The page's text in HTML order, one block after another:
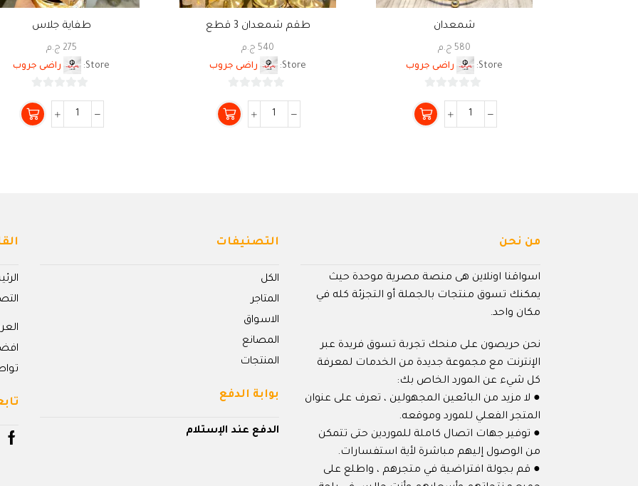
شمعدان
580 ج.م
Store:
راضى جروب
من
5
‏طقم شمعدان 3 قطع
540 ج.م
Store:
راضى جروب
من
5
‏طفاية جلاس
275 ج.م
Store:
راضى جروب
من
5
من نحن
اسواقنا اونلاين هى منصة مصرية موحدة حيث
يمكنك تسوق منتجات بالجملة أو التجزئة كله في
مكان واحد.
نحن حريصون على منحك تجربة تسوق فريدة عبر
الإنترنت مع مجموعة جديدة من الخدمات لمعرفة
كل شيء عن المورد الخاص بك:
● لا مزيد من البائعين المجهولين ، تعرف على عنوان
المتجر الفعلي للمورد وموقعه.
● توفير جهات اتصال كاملة للموردين حتى تتمكن
من الوصول إليهم مباشرة لأية استفسارات.
● قم بجولة افتراضية في متجرهم ، واطلع على
التصنيفات
الكل
المتاجر
الاسواق
المصانع
المنتجات
بوابة الدفع
الدفع عند الإستلام